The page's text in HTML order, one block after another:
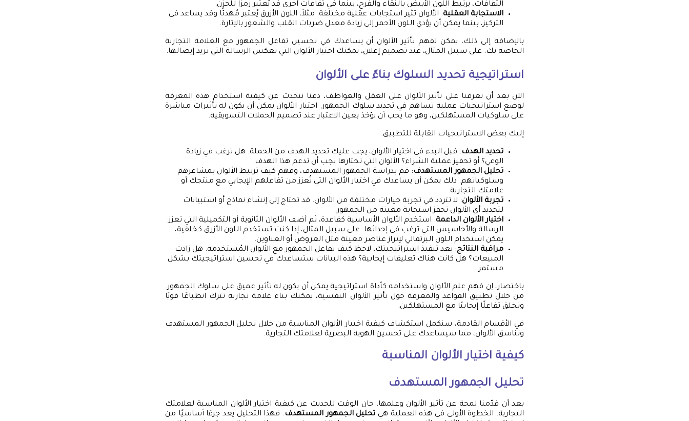
الثقافات، يرتبط اللون الأبيض بالنقاء والفرح، بينما في ثقافات أخرى قد يُعتبر رمزًا للحزن.
الاستجابة العقلية: الألوان تثير استجابات عقلية مختلفة. مثلاً، اللون الأزرق يُعتبر مُهدئًا وقد يساعد في
التركيز، بينما يمكن أن يؤدي اللون الأحمر إلى زيادة معدل ضربات القلب والشعور بالإثارة.
بالإضافة إلى ذلك، يمكن لفهم تأثير الألوان أن يساعدك في تحسين تفاعل الجمهور مع العلامة التجارية
الخاصة بك. على سبيل المثال، عند تصميم إعلان، يمكنك اختيار الألوان التي تعكس الرسالة التي تريد إيصالها.
استراتيجية تحديد السلوك بناءً على الألوان
الآن بعد أن تعرفنا على تأثير الألوان على العقل والعواطف، دعنا نتحدث عن كيفية استخدام هذه المعرفة
لوضع استراتيجيات عملية تساهم في تحديد سلوك الجمهور. اختيار الألوان يمكن أن يكون له تأثيرات مباشرة
على سلوكيات المستهلكين، وهو ما يجب أن يؤخذ بعين الاعتبار عند تصميم الحملات التسويقية.
إليك بعض الاستراتيجيات القابلة للتطبيق:
تحديد الهدف: قبل البدء في اختيار الألوان، يجب عليك تحديد الهدف من الحملة. هل ترغب في زيادة
الوعي؟ أو تحفيز عملية الشراء؟ الألوان التي تختارها يجب أن تدعم هذا الهدف.
تحليل الجمهور المستهدف: قم بدراسة الجمهور المستهدف، وفهم كيف ترتبط الألوان بمشاعرهم
وسلوكياتهم. ذلك يمكن أن يساعدك في اختيار الألوان التي تُعزز من تفاعلهم الإيجابي مع منتجك أو
علامتك التجارية.
تجربة الألوان: لا تتردد في تجربة خيارات مختلفة من الألوان. قد تحتاج إلى إنشاء نماذج أو استبيانات
لتحديد أي الألوان تحفز استجابة معينة من الجمهور.
اختيار الألوان الداعمة: استخدم الألوان الأساسية كقاعدة، ثم أضف الألوان الثانوية أو التكميلية التي تعزز
الرسالة والأحاسيس التي ترغب في إحداثها. على سبيل المثال، إذا كنت تستخدم اللون الأزرق كخلفية،
يمكن استخدام اللون البرتقالي لإبراز عناصر معينة مثل العروض أو العناوين.
مراقبة النتائج: بعد تنفيذ استراتيجيتك، لاحظ كيف تفاعل الجمهور مع الألوان المُستخدمة. هل زادت
المبيعات؟ هل كانت هناك تعليقات إيجابية؟ هذه البيانات ستساعدك في تحسين استراتيجيتك بشكل
مستمر.
باختصار، إن فهم علم الألوان واستخدامه كأداة استراتيجية يمكن أن يكون له تأثير عميق على سلوك الجمهور.
من خلال تطبيق القواعد والمعرفة حول تأثير الألوان النفسية، يمكنك بناء علامة تجارية تترك انطباعًا قويًا
وتخلق تفاعلًا إيجابيًا مع المستهلكين.
في الأقسام القادمة، سنكمل استكشاف كيفية اختيار الألوان المناسبة من خلال تحليل الجمهور المستهدف
وتناسق الألوان، مما سيساعدك على تحسين الهوية البصرية لعلامتك التجارية.
كيفية اختيار الألوان المناسبة
تحليل الجمهور المستهدف
بعد أن قدّمنا لمحة عن تأثير الألوان وعلمها، حان الوقت للحديث عن كيفية اختيار الألوان المناسبة لعلامتك
التجارية. الخطوة الأولى في هذه العملية هي تحليل الجمهور المستهدف. فهذا التحليل يعد جزءًا أساسيًا من